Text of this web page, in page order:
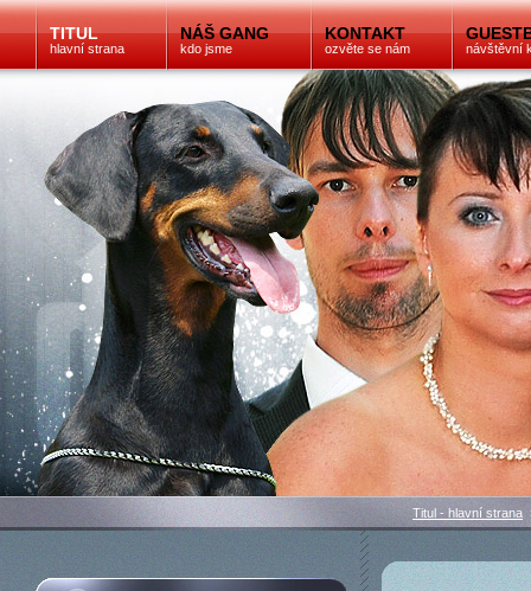
TITUL
hlavní strana
NÁŠ GANG
kdo jsme
KONTAKT
ozvěte se nám návštěvní
Titul - hlavní strana